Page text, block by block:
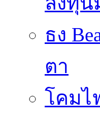
ธง
ตา
โคมไ